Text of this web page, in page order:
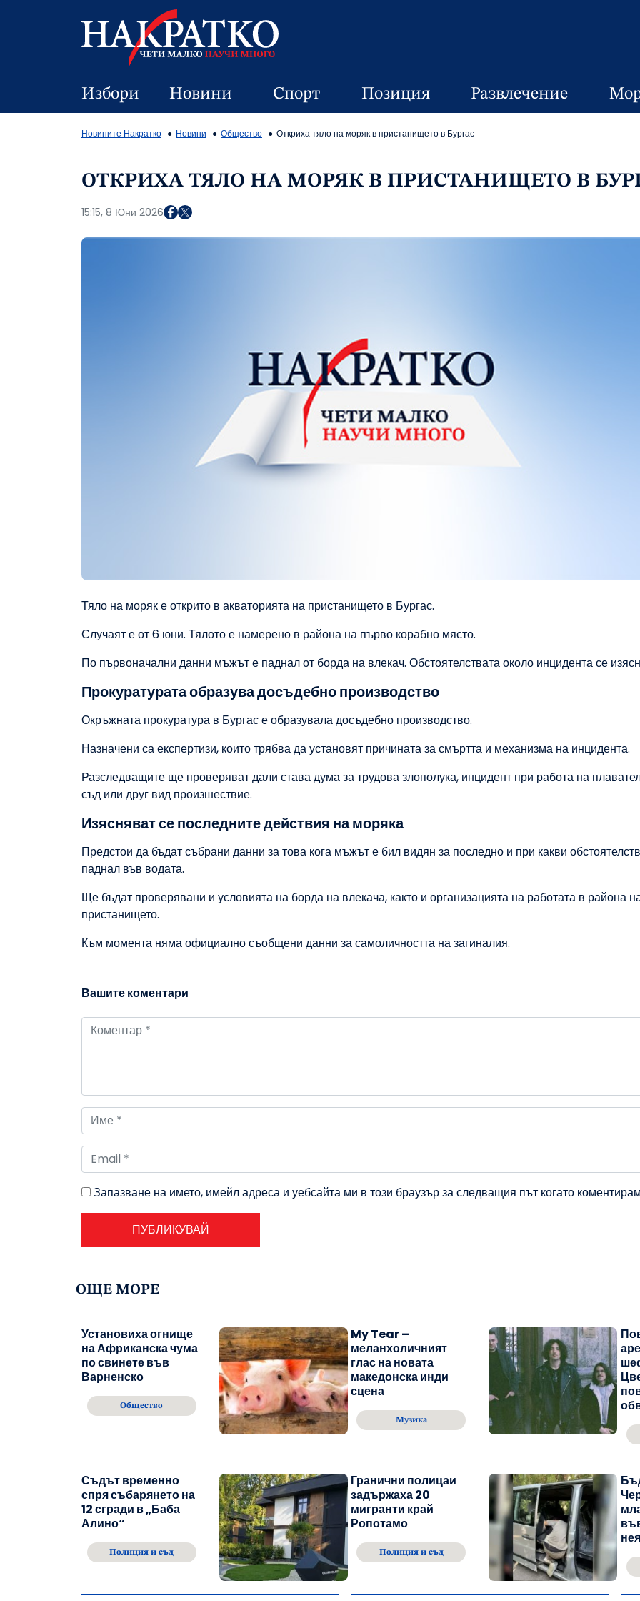
Избори Новини Спорт Позиция Развлечение
Новините Накратко Новини Общество Откриха тяло на моряк в пристанището в Бургас
ОТКРИХА ТЯЛО НА МОРЯК В ПРИСТАНИЩЕТО В
15:15, 8 Юни 2026
Тяло на моряк е открито в акваторията на пристанището в Бургас.
Случаят е от 6 юни. Тялото е намерено в района на първо корабно място.
По първоначални данни мъжът е паднал от борда на влекач. Обстоятелствата около инцидента се
Прокуратурата образува досъдебно производство
Окръжната прокуратура в Бургас е образувала досъдебно производство.
Назначени са експертизи, които трябва да установят причината за смъртта и механизма на инцидента.
Разследващите ще проверяват дали става дума за трудова злополука, инцидент при работа на
съд или друг вид произшествие.
Изясняват се последните действия на моряка
Предстои да бъдат събрани данни за това кога мъжът е бил видян за последно и при какви
паднал във водата.
Ще бъдат проверявани и условията на борда на влекача, както и организацията на работата в района
пристанището.
Към момента няма официално съобщени данни за самоличността на загиналия.
Вашите коментари
Запазване на името, имейл адреса и уебсайта ми в този браузър за следващия път когато
ОЩЕ МОРЕ
Установиха огнище
на Африканска чума
по свинете във
Варненско
Общество
My Tear –
меланхоличният
глас на новата
македонска инди
сцена
Музика
Съдът временно
спря събарянето на
12 сгради в „Баба
Алино“
Полиция и съд
Гранични полицаи
задържаха 20
мигранти край
Ропотамо
Полиция и съд